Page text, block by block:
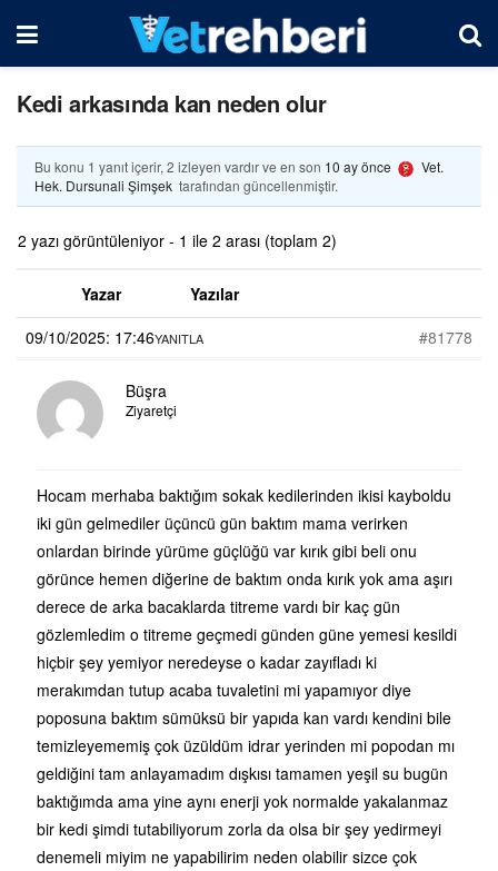
Kedi arkasında kan neden olur
Bu konu 1 yanıt içerir, 2 izleyen vardır ve en son 10 ay önce
Vet.
Hek. Dursunali Şimşek tarafından güncellenmiştir.
2 yazı görüntüleniyor - 1 ile 2 arası (toplam 2)
Yazar
Yazılar
09/10/2025: 17:46
#81778
YANITLA
Büşra
Ziyaretçi
Hocam merhaba baktığım sokak kedilerinden ikisi kayboldu
iki gün gelmediler üçüncü gün baktım mama verirken
onlardan birinde yürüme güçlüğü var kırık gibi beli onu
görünce hemen diğerine de baktım onda kırık yok ama aşırı
derece de arka bacaklarda titreme vardı bir kaç gün
gözlemledim o titreme geçmedi günden güne yemesi kesildi
hiçbir şey yemiyor neredeyse o kadar zayıfladı ki
merakımdan tutup acaba tuvaletini mi yapamıyor diye
poposuna baktım sümüksü bir yapıda kan vardı kendini bile
temizleyememiş çok üzüldüm idrar yerinden mi popodan mı
geldiğini tam anlayamadım dışkısı tamamen yeşil su bugün
baktığımda ama yine aynı enerji yok normalde yakalanmaz
bir kedi şimdi tutabiliyorum zorla da olsa bir şey yedirmeyi
denemeli miyim ne yapabilirim neden olabilir sizce çok